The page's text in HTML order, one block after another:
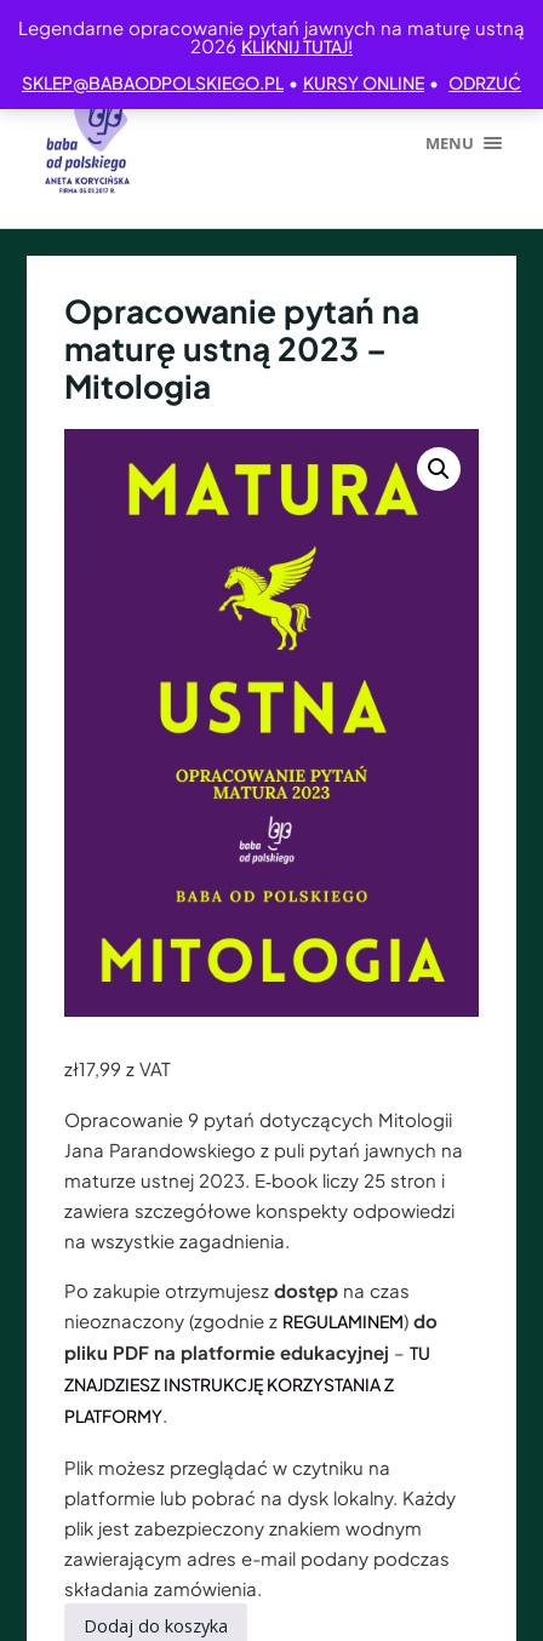
Legendarne opracowanie pytań jawnych na maturę ustną
2026 KLIKNIJ TUTAJ!
SKLEP@BABAODPOLSKIEGO.PL • KURSY ONLINE • ODRZUĆ
MENU
Opracowanie pytań na
maturę ustną 2023 –
Mitologia
zł17,99 z VAT
Opracowanie 9 pytań dotyczących Mitologii
Jana Parandowskiego z puli pytań jawnych na
maturze ustnej 2023. E‑book liczy 25 stron i
zawiera szczegółowe konspekty odpowiedzi
na wszystkie zagadnienia.
Po zakupie otrzymujesz dostępna czas
nieoznaczony (zgodnie z REGULAMINEM) do
pliku PDF na platformie edukacyjnej – TU
ZNAJDZIESZ INSTRUKCJĘ KORZYSTANIA Z
PLATFORMY.
Plik możesz przeglądać w czytniku na
platformie lub pobrać na dysk lokalny. Każdy
plik jest zabezpieczony znakiem wodnym
zawierającym adres e-mail podany podczas
składania zamówienia.
Dodaj do koszyka